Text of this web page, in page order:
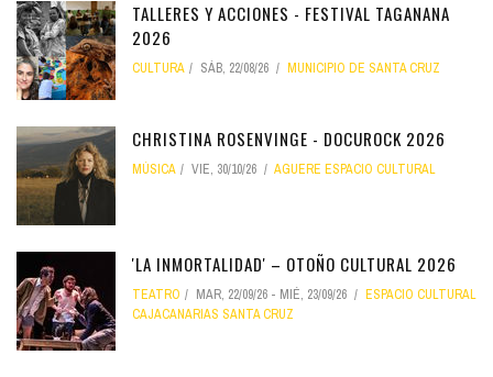
TALLERES Y ACCIONES - FESTIVAL TAGANANA
2026
CULTURA SÁB, 22/08/26 MUNICIPIO DE SANTA CRUZ
CHRISTINA ROSENVINGE - DOCUROCK 2026
MÚSICA VIE, 30/10/26 AGUERE ESPACIO CULTURAL
'LA INMORTALIDAD' – OTOÑO CULTURAL 2026
TEATRO MAR, 22/09/26 - MIÉ, 23/09/26
ESPACIO CULTURAL
CAJACANARIAS SANTA CRUZ